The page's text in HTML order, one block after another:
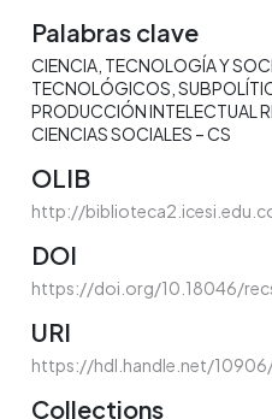
Palabras clave
CIENCIA TECNOLOGÍA Y
TECNOLÓGICOS
PRODUCCIÓN INTELECTUAL
CIENCIAS SOCIALES – CS
OLIB
http://
DOI
https://doi.org/10.18046/
URI
https://hdl.handle.net/
Collections